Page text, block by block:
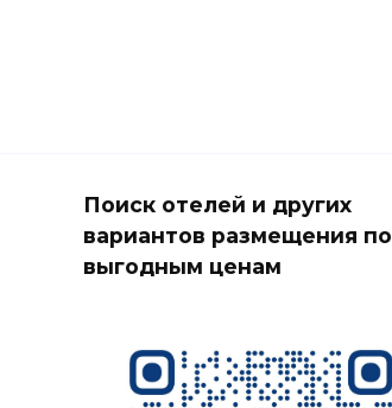
Поиск отелей и других
вариантов размещения по
выгодным ценам